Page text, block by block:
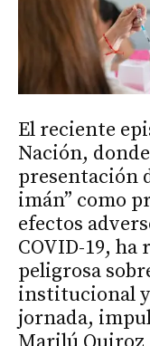
El reciente
Nación,
presentación
imán” como
efectos
COVID-19,
peligrosa
institucional y
jornada,